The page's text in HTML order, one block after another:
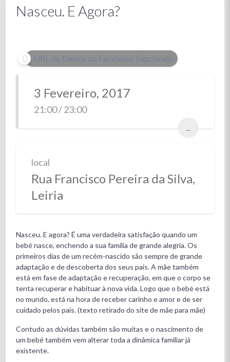
Nasceu. E Agora?
URL do Evento do Facebook (opcional)
3 Fevereiro, 2017
21:00 / 23:00
...
local
Rua Francisco Pereira da Silva,
Leiria
Nasceu. E agora? É uma verdadeira satisfação quando um
bebé nasce, enchendo a sua família de grande alegria. Os
primeiros dias de um recém-nascido são sempre de grande
adaptação e de descoberta dos seus pais. A mãe também
está em fase de adaptação e recuperação, em que o corpo se
tenta recuperar e habituar à nova vida. Logo que o bebé está
no mundo, está na hora de receber carinho e amor e de ser
cuidado pelos pais. (texto retirado do site de mãe para mãe)
Contudo as dúvidas também são muitas e o nascimento de
um bebé também vem alterar toda a dinâmica familiar já
existente.